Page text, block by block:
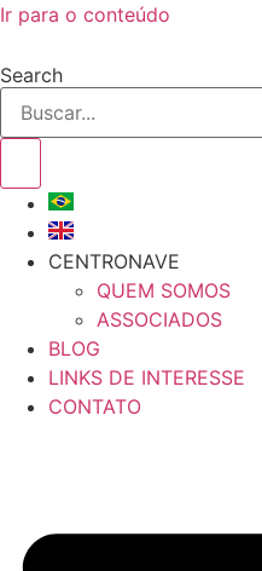
Ir para o conteúdo
Search
CENTRONAVE
QUEM SOMOS
ASSOCIADOS
BLOG
LINKS DE INTERESSE
CONTATO